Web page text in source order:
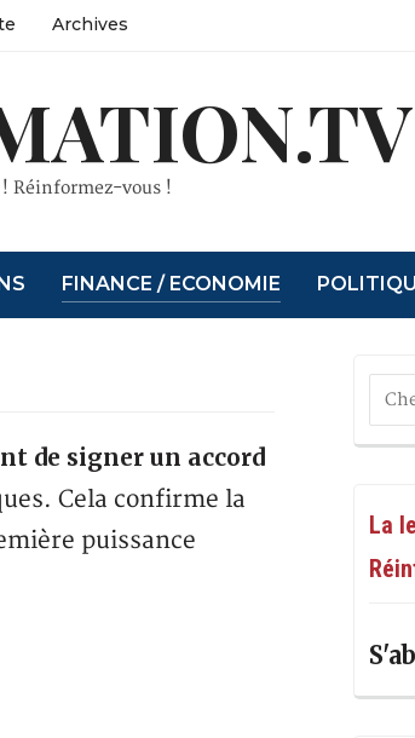
Archives
Réinformez-vous !
FINANCE / ECONOMIE
de signer un accord
Cela confirme la
puissance
La